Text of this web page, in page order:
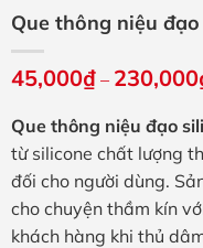
Que thông niệu
45,000₫ – 230,000
Que thông niệu đạo
từ silicone chất lượng
đối cho người dùng.
cho chuyện thầm kín
khách hàng khi thủ